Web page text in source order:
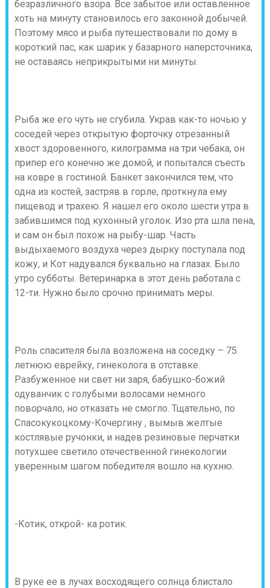
безразличного взора. Все забытое или оставленное
хоть на минуту становилось его законной добычей.
Поэтому мясо и рыба путешествовали по дому в
короткий пас, как шарик у базарного наперсточника,
не оставаясь неприкрытыми ни минуты.
Рыба же его чуть не сгубила. Украв как-то ночью у
соседей через открытую форточку отрезанный
хвост здоровенного, килограмма на три чебака, он
припер его конечно же домой, и попытался съесть
на ковре в гостиной. Банкет закончился тем, что
одна из костей, застряв в горле, проткнула ему
пищевод и трахею. Я нашел его около шести утра в
забившимся под кухонный уголок. Изо рта шла пена,
и сам он был похож на рыбу-шар. Часть
выдыхаемого воздуха через дырку поступала под
кожу, и Кот надувался буквально на глазах. Было
утро субботы. Ветеринарка в этот день работала с
12-ти. Нужно было срочно принимать меры.
Роль спасителя была возложена на соседку – 75
летнюю еврейку, гинеколога в отставке.
Разбуженное ни свет ни заря, бабушко-божий
одуванчик с голубыми волосами немного
поворчало, но отказать не смогло. Тщательно, по
Спасокукоцкому-Кочергину , вымыв желтые
костлявые ручонки, и надев резиновые перчатки
потухшее светило отечественной гинекологии
уверенным шагом победителя вошло на кухню.
-Котик, открой- ка ротик.
В руке ее в лучах восходящего солнца блистало